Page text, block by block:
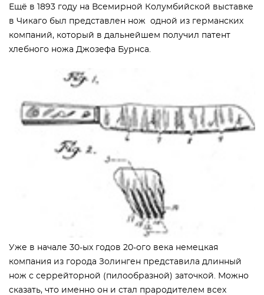
Ещё в 1893 году на Всемирной Колумбийской выставке
в Чикаго был представлен нож одной из германских
компаний, который в дальнейшем получил патент
хлебного ножа Джозефа Бурнса.
Уже в начале 30-ых годов 20-ого века немецкая
компания из города Золинген представила длинный
нож с серрейторной (пилообразной) заточкой. Можно
сказать, что именно он и стал прародителем всех